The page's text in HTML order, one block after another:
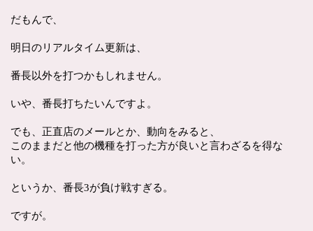
だもんで、
明日のリアルタイム更新は、
番長以外を打つかもしれません。
いや、番長打ちたいんですよ。
でも、正直店のメールとか、動向をみると、
このままだと他の機種を打った方が良いと言わざるを得な
い。
というか、番長3が負け戦すぎる。
ですが。